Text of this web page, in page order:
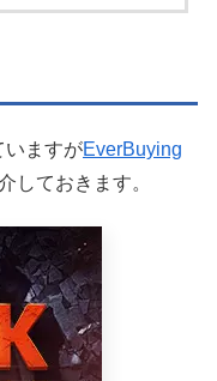
いますがEverBuying
しておきます。